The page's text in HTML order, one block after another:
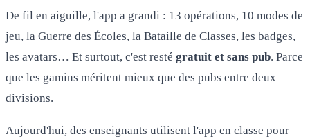
De fil en aiguille, l'app a grandi : 13 opérations, 10 modes de
jeu, la Guerre des Écoles, la Bataille de Classes, les badges,
les avatars… Et surtout, c'est resté gratuit et sans pub. Parce
que les gamins méritent mieux que des pubs entre deux
divisions.
Aujourd'hui, des enseignants utilisent l'app en classe pour